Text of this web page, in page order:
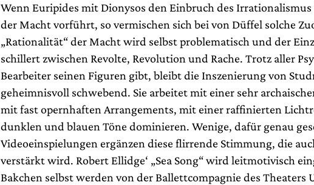
Wenn Euripides mit Dionysos den Einbruch des
der Macht vorführt, so vermischen sich bei von Düffel solche
„Rationalität“ der Macht wird selbst problematisch und der
schillert zwischen Revolte, Revolution und Rache. Trotz aller
Bearbeiter seinen Figuren gibt, bleibt die Inszenierung von
geheimnisvoll schwebend. Sie arbeitet mit einer sehr
mit fast opernhaften Arrangements, mit einer raffinierten
dunklen und blauen Töne dominieren. Wenige, dafür genau
Videoeinspielungen ergänzen diese flirrende Stimmung, die
verstärkt wird. Robert Ellidge‘ „Sea Song“ wird leitmotivisch
Bakchen selbst werden von der Ballettcompagnie des Theaters